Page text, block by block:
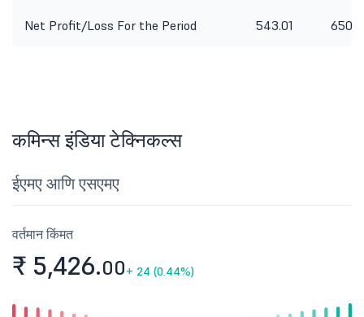
Net Profit/Loss For the Period 543.01
कमिन्स इंडिया टेक्निकल्स
ईएमए आणि एसएमए
वर्तमान किंमत
₹ 5,426.00+ 24 (0.44%)